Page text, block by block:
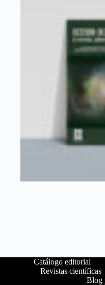
Catálogo editorial
Revistas científicas
Blog